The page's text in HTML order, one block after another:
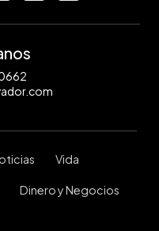
Vida
Dinero y Negocios